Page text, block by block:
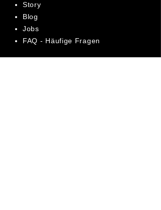
Story
Blog
Jobs
FAQ - Häufige Fragen